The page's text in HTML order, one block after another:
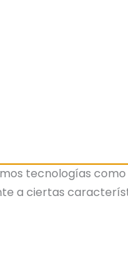
tecnologías
a ciertas